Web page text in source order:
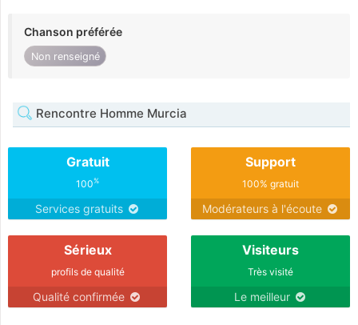
Chanson préférée
Non renseigné
Rencontre Homme Murcia
Gratuit
100%
Services gratuits
Support
100% gratuit
Modérateurs à l'écoute
Sérieux
profils de qualité
Qualité confirmée
Visiteurs
Très visité
Le meilleur